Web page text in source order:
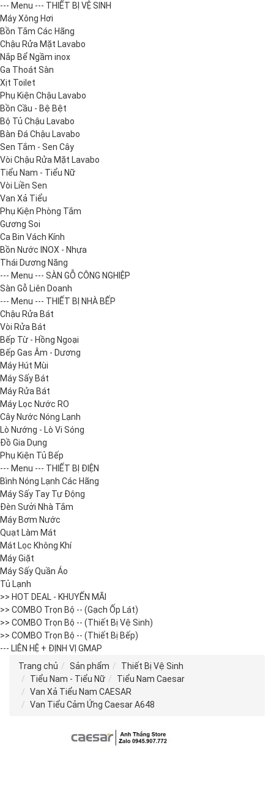
--- Menu --- THIẾT BỊ VỆ SINH
Máy Xông Hơi
Bồn Tắm Các Hãng
Chậu Rửa Mặt Lavabo
Nắp Bể Ngầm inox
Ga Thoát Sàn
Xịt Toilet
Phụ Kiện Chậu Lavabo
Bồn Cầu - Bệ Bệt
Bộ Tủ Chậu Lavabo
Bàn Đá Chậu Lavabo
Sen Tắm - Sen Cây
Vòi Chậu Rửa Mặt Lavabo
Tiểu Nam - Tiểu Nữ
Vòi Liền Sen
Van Xả Tiểu
Phụ Kiện Phòng Tắm
Gương Soi
Ca Bin Vách Kính
Bồn Nước INOX - Nhựa
Thái Dương Năng
--- Menu --- SÀN GỖ CÔNG NGHIỆP
Sàn Gỗ Liên Doanh
--- Menu --- THIẾT BỊ NHÀ BẾP
Chậu Rửa Bát
Vòi Rửa Bát
Bếp Từ - Hồng Ngoại
Bếp Gas Âm - Dương
Máy Hút Mùi
Máy Sấy Bát
Máy Rửa Bát
Máy Lọc Nước RO
Cây Nước Nóng Lạnh
Lò Nướng - Lò Vi Sóng
Đồ Gia Dụng
Phụ Kiện Tủ Bếp
--- Menu --- THIẾT BỊ ĐIỆN
Bình Nóng Lạnh Các Hãng
Máy Sấy Tay Tự Động
Đèn Sưởi Nhà Tắm
Máy Bơm Nước
Quạt Làm Mát
Mát Lọc Không Khí
Máy Giặt
Máy Sấy Quần Áo
Tủ Lạnh
>> HOT DEAL - KHUYẾN MÃI
>> COMBO Trọn Bộ -- (Gạch Ốp Lát)
>> COMBO Trọn Bộ -- (Thiết Bị Vệ Sinh)
>> COMBO Trọn Bộ -- (Thiết Bị Bếp)
--- LIÊN HỆ + ĐỊNH VỊ GMAP
Trang chủ
Sản phẩm
Thiết Bị Vệ Sinh
Tiểu Nam - Tiểu Nữ
Tiểu Nam Caesar
Van Xả Tiểu Nam CAESAR
Van Tiểu Cảm Ứng Caesar A648